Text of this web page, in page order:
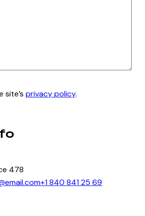
site’s privacy policy.
478
+1 840 841 25 69